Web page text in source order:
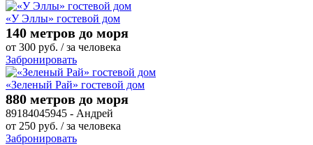
«У Эллы» гостевой дом
140 метров до моря
от 300 руб. / за человека
Забронировать
«Зеленый Рай» гостевой дом
880 метров до моря
89184045945 - Андрей
от 250 руб. / за человека
Забронировать